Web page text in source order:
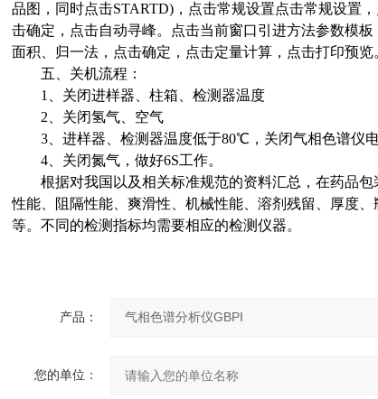
品图，同时点击STARTD)，点击常规设置点击常规设置
击确定，点击自动寻峰。点击当前窗口引进方法参数模
面积、归一法，点击确定，点击定量计算，点击打印预览
五、关机流程：
1、关闭进样器、柱箱、检测器温度
2、关闭氢气、空气
3、进样器、检测器温度低于80℃，关闭气相色谱仪
4、关闭氮气，做好6S工作。
根据对我国以及相关标准规范的资料汇总，在药品包
性能、阻隔性能、爽滑性、机械性能、溶剂残留、厚度
等。不同的检测指标均需要相应的检测仪器。
产品：
您的单位：